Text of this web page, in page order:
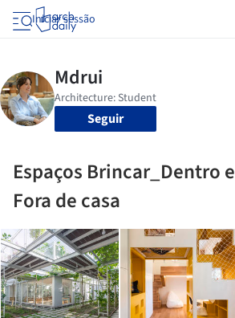
Iniciar sessão
Seguir
Espaços Brincar_Dentro e
Fora de casa